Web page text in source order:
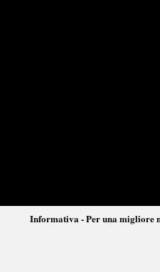
Informativa - Per una migliore